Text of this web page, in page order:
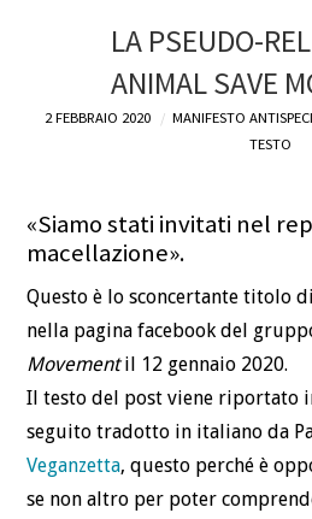
ACQUISTALO
DEFINIZIONI
BLOG
LA PSEUDO-
ANIMAL SAVE
2 FEBBRAIO 2020 MANIFESTO
TESTO
«Siamo stati invitati nel
macellazione».
Questo è lo sconcertante titolo
nella pagina facebook del
Movementil 12 gennaio 2020.
Il testo del post viene riportato
seguito tradotto in italiano da
Veganzetta, questo perché è
se non altro per poter